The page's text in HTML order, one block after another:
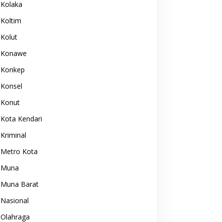
Kolaka
Koltim
Kolut
Konawe
Konkep
Konsel
Konut
Kota Kendari
Kriminal
Metro Kota
Muna
Muna Barat
Nasional
Olahraga